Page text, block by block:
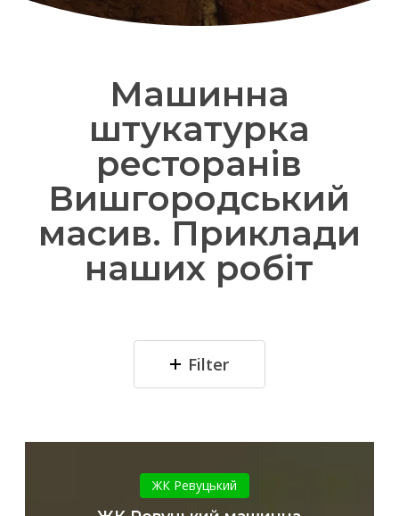
Машинна
штукатурка
ресторанів
Вишгородський
масив. Приклади
наших робіт
Filter
Ревуцький
машинна
ЖК Ревуцький